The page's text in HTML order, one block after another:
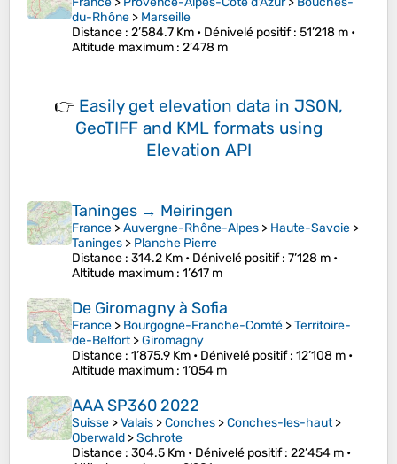
du-Rhône > Marseille
Distance : 2’584.7 Km • Dénivelé positif: 51’218 m •
Altitude maximum : 2’478 m
👉 Easily get elevation data in JSON,
GeoTIFF and KML formats using
Elevation API
Taninges → Meiringen
France >Auvergne-Rhône-Alpes > Haute-Savoie >
Taninges > Planche Pierre
Distance : 314.2 Km • Dénivelé positif: 7’128 m •
Altitude maximum : 1’617 m
De Giromagny à Sofia
France > Bourgogne-Franche-Comté >Territoire-
de-Belfort>Giromagny
Distance : 1’875.9 Km • Dénivelé positif: 12’108 m •
Altitude maximum : 1’054 m
AAA SP360 2022
Suisse >Valais >Conches >Conches-les-haut>
Oberwald >Schrote
Distance : 304.5 Km • Dénivelé positif: 22’454 m •